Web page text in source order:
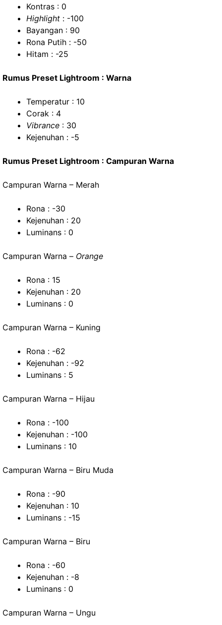
Kontras : 0
Highlight : -100
Bayangan : 90
Rona Putih : -50
Hitam : -25
Rumus Preset Lightroom : Warna
Temperatur : 10
Corak : 4
Vibrance : 30
Kejenuhan : -5
Rumus Preset Lightroom : Campuran Warna
Campuran Warna – Merah
Rona : -30
Kejenuhan : 20
Luminans : 0
Campuran Warna – Orange
Rona : 15
Kejenuhan : 20
Luminans : 0
Campuran Warna – Kuning
Rona : -62
Kejenuhan : -92
Luminans : 5
Campuran Warna – Hijau
Rona : -100
Kejenuhan : -100
Luminans : 10
Campuran Warna – Biru Muda
Rona : -90
Kejenuhan : 10
Luminans : -15
Campuran Warna – Biru
Rona : -60
Kejenuhan : -8
Luminans : 0
Campuran Warna – Ungu